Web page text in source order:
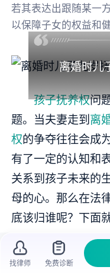
若其表达出跟随某一
以保障子女的权益和
离婚时儿
孩子抚养权问
题。当夫妻走到离
权的争夺往往会成
有了一定的认知和
关系到孩子未来的
母的心。那么在法
底该归谁呢？下面
一、法律依据
找律师 免费诊断